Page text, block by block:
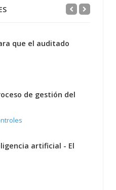
que el auditado
de gestión del
artificial - El